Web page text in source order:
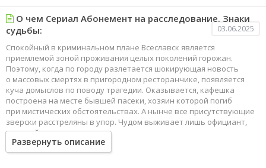
О чем Сериал Абонемент на расследование. Знаки
судьбы:
03.06.2025
Спокойный в криминальном плане Всеславск является
приемлемой зоной проживания целых поколений горожан.
Поэтому, когда по городу разлетается шокирующая новость
о массовых смертях в пригородном ресторанчике, появляется
куча домыслов по поводу трагедии. Оказывается, кафешка
построена на месте бывшей пасеки, хозяин которой погиб
при мистических обстоятельствах. А нынче все присутствующие
зверски расстреляны в упор. Чудом выживает лишь официант,
который и проходит основным свидетелем в резонансном деле.
Парень вспоминает, что трагическое утро началось налетом
пчелиного роя, испортившего все сладкие блюда. А позже
Развернуть описание